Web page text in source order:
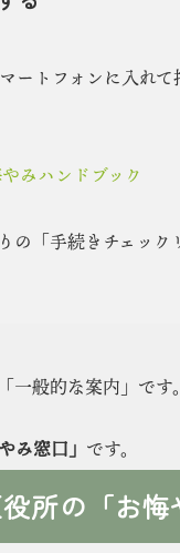
ートフォンに入れ
みハンドブック
の「手続きチェッ
一般的な案内」で
み窓口」 です。
所の「お